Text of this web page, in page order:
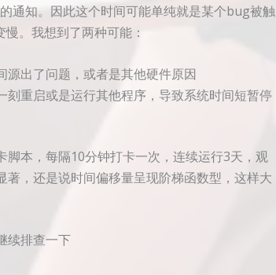
通知。因此这个时间可能单纯就是某个bug被触
。我想到了两种可能：
源出了问题，或者是其他硬件原因
重启或是运行其他程序，导致系统时间短暂停
本，每隔10分钟打卡一次，连续运行3天，观
，还是说时间偏移量呈现阶梯函数型，这样大
续排查一下